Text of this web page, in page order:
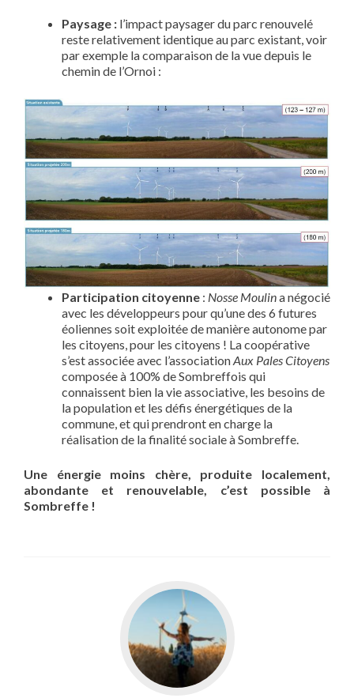
Paysage : l’impact paysager du parc renouvelé
reste relativement identique au parc existant, voir
par exemple la comparaison de la vue depuis le
chemin de l’Ornoi :
Participation citoyenne : Nosse Moulina négocié
avec les développeurs pour qu’une des 6 futures
éoliennes soit exploitée de manière autonome par
les citoyens, pour les citoyens ! La coopérative
s’est associée avec l’associationAux Pales Citoyens
composée à 100% de Sombreffois qui
connaissent bien la vie associative, les besoins de
la population et les défis énergétiques de la
commune, et qui prendront en charge la
réalisation de la finalité sociale à Sombreffe.
Une énergie moins chère, produite localement,
abondante et renouvelable, c’est possible à
Sombreffe !
Aller
vers
Ernage